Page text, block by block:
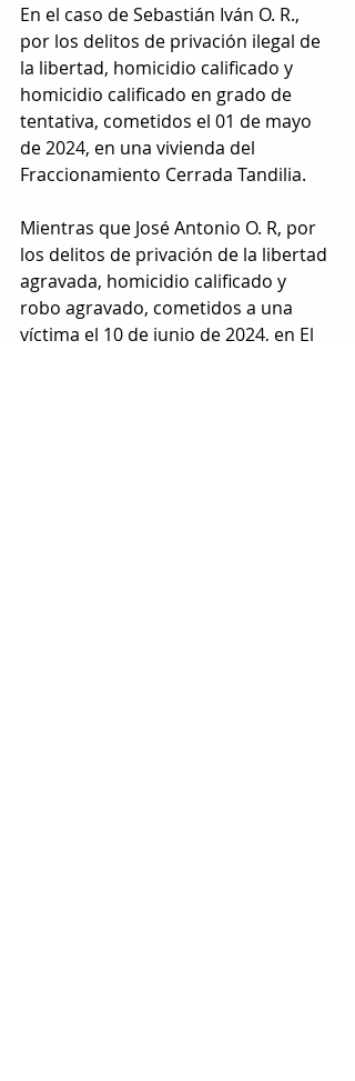
En el caso de Sebastián Iván O. R.,
por los delitos de privación ilegal de
la libertad, homicidio calificado y
homicidio calificado en grado de
tentativa, cometidos el 01 de mayo
de 2024, en una vivienda del
Fraccionamiento Cerrada Tandilia.
Mientras que José Antonio O. R, por
los delitos de privación de la libertad
agravada, homicidio calificado y
robo agravado, cometidos a una
víctima el 10 de junio de 2024, en El